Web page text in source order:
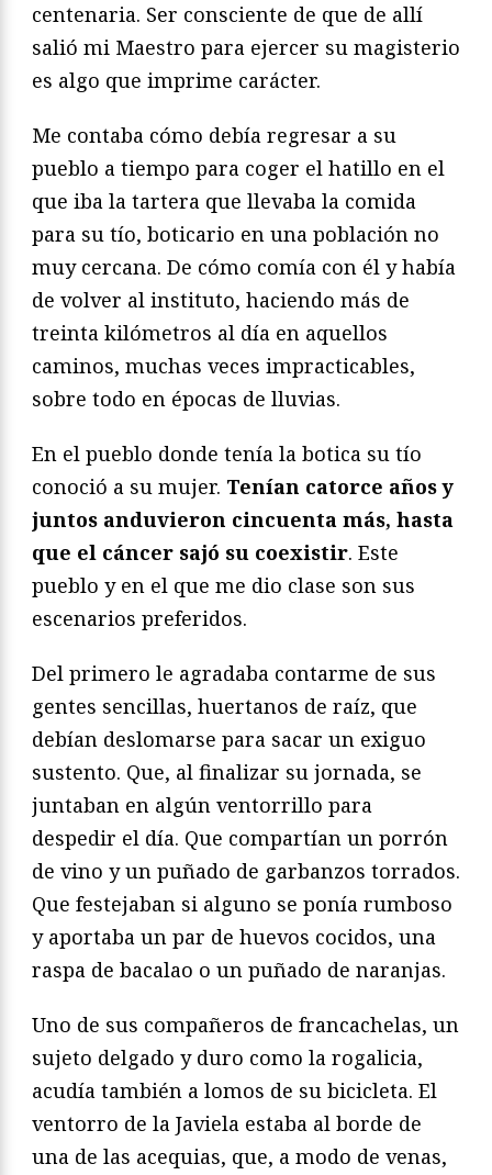
centenaria. Ser consciente de que de allí
salió mi Maestro para ejercer su magisterio
es algo que imprime carácter.
Me contaba cómo debía regresar a su
pueblo a tiempo para coger el hatillo en el
que iba la tartera que llevaba la comida
para su tío, boticario en una población no
muy cercana. De cómo comía con él y había
de volver al instituto, haciendo más de
treinta kilómetros al día en aquellos
caminos, muchas veces impracticables,
sobre todo en épocas de lluvias.
En el pueblo donde tenía la botica su tío
conoció a su mujer. Tenían catorce años y
juntos anduvieron cincuenta más, hasta
que el cáncer sajó su coexistir. Este
pueblo y en el que me dio clase son sus
escenarios preferidos.
Del primero le agradaba contarme de sus
gentes sencillas, huertanos de raíz, que
debían deslomarse para sacar un exiguo
sustento. Que, al finalizar su jornada, se
juntaban en algún ventorrillo para
despedir el día. Que compartían un porrón
de vino y un puñado de garbanzos torrados.
Que festejaban si alguno se ponía rumboso
y aportaba un par de huevos cocidos, una
raspa de bacalao o un puñado de naranjas.
Uno de sus compañeros de francachelas, un
sujeto delgado y duro como la rogalicia,
acudía también a lomos de su bicicleta. El
ventorro de la Javiela estaba al borde de
una de las acequias, que, a modo de venas,